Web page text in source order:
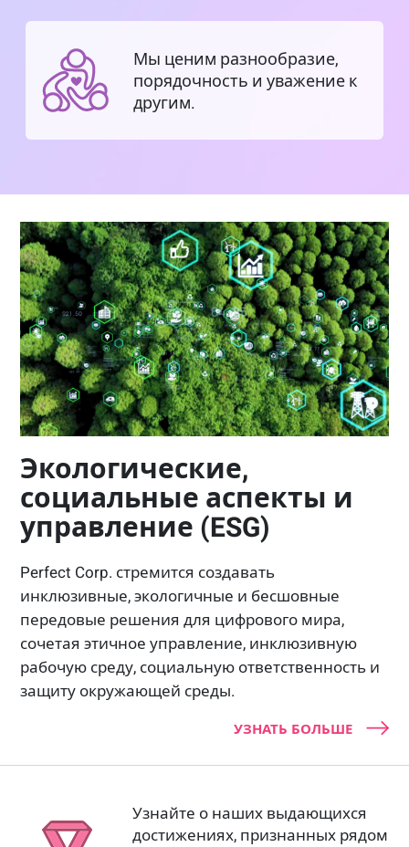
Мы ценим разнообразие,
порядочность и уважение к
другим.
Экологические,
социальные аспекты и
управление (ESG)
Perfect Corp. стремится создавать
инклюзивные, экологичные и бесшовные
передовые решения для цифрового мира,
сочетая этичное управление, инклюзивную
рабочую среду, социальную ответственность и
защиту окружающей среды.
УЗНАТЬ БОЛЬШЕ
Узнайте о наших выдающихся
достижениях, признанных рядом